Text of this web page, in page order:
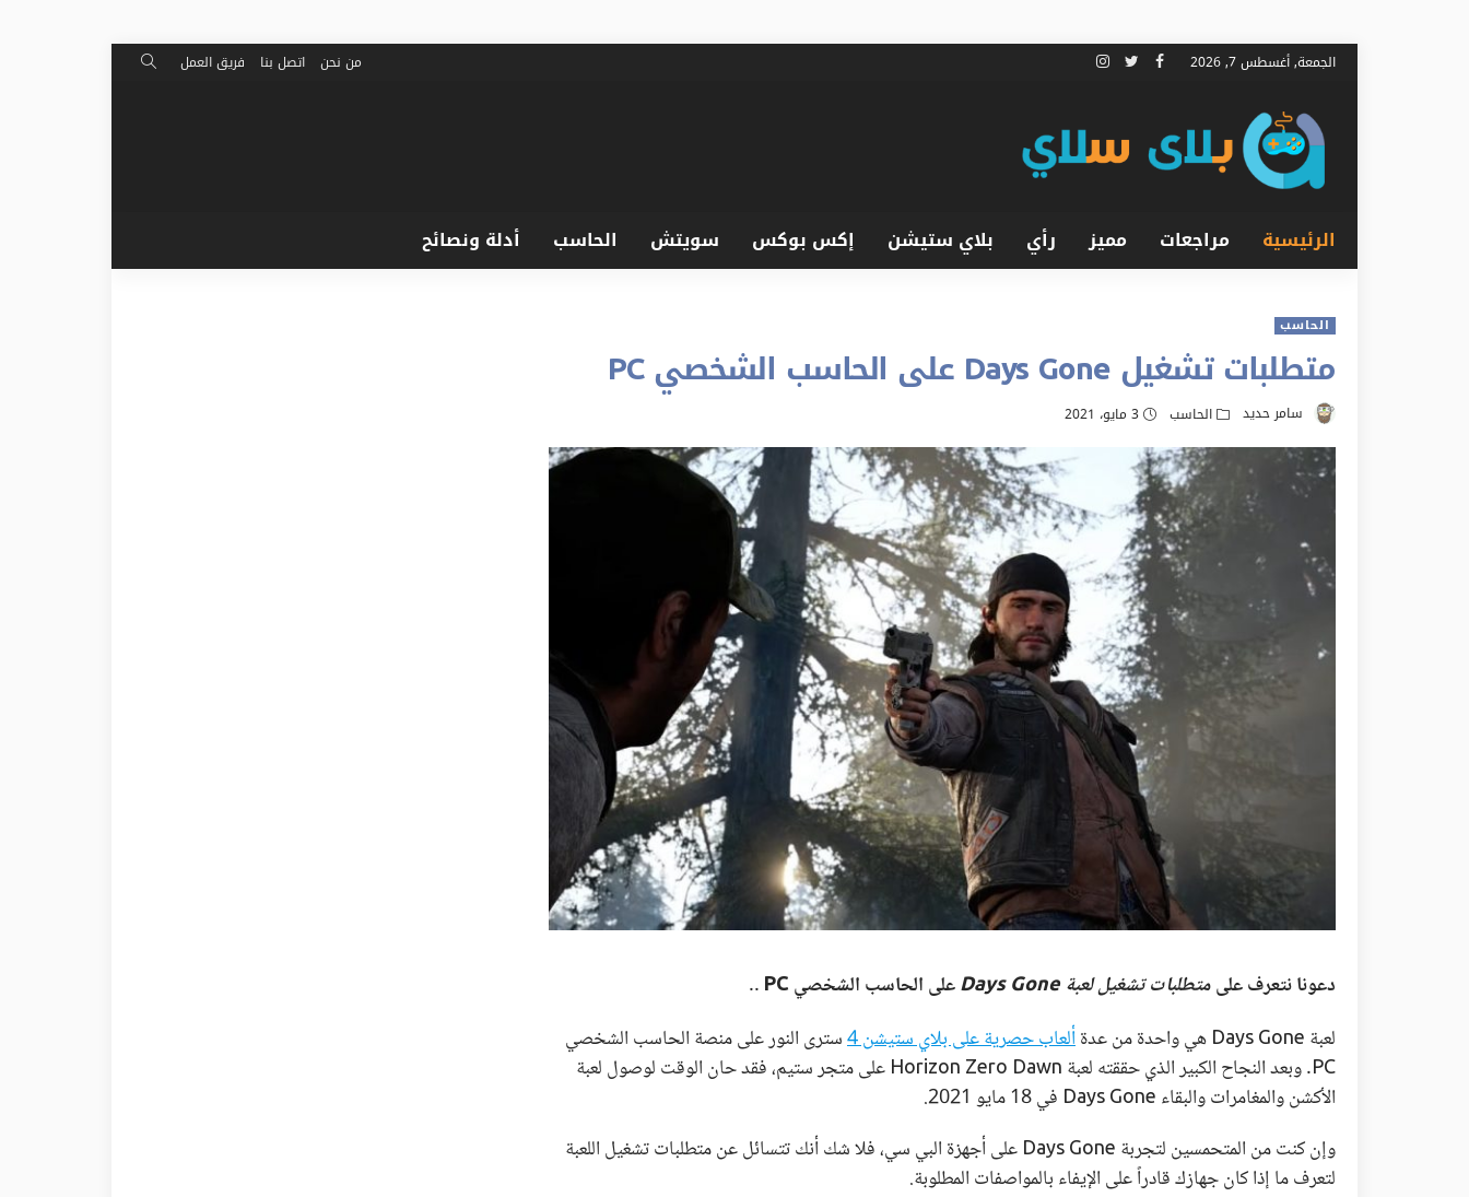
الجمعة, أغسطس 7, 2026 من نحن اتصل بنا فريق العمل
الرئيسية مراجعات مميز رأي بلاي ستيشن إكس بوكس سويتش الحاسب أدلة ونصائح
الحاسب
متطلبات تشغيل Days Gone على الحاسب الشخصي PC
سامر حديد الحاسب 3 مايو، 2021
دعونا نتعرف علىمتطلبات تشغيل لعبة Days Gone
على الحاسب الشخصي PC ..
لعبة Days Gone هي واحدة من عدة
ألعاب حصرية على بلاي ستيشن 4 سترى النور على منصة الحاسب الشخصي
PC. وبعد النجاح الكبير الذي حققته لعبة Horizon Zero Dawn على متجر ستيم، فقد حان الوقت لوصول لعبة
الأكشن والمغامرات والبقاء Days Gone في 18 مايو 2021.
وإن كنت من المتحمسين لتجربة Days Gone على أجهزة البي سي، فلا شك أنك تتسائل عن متطلبات تشغيل اللعبة
لتعرف ما إذا كان جهازك قادراً على الإيفاء بالمواصفات المطلوبة.